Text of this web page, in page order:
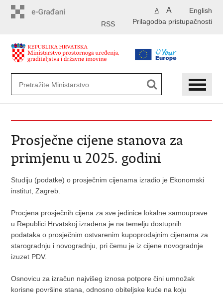
English
A A
Prilagodba pristupačnosti
RSS
Prosječne cijene stanova za
primjenu u 2025. godini
Studiju (podatke) o prosječnim cijenama izradio je Ekonomski
institut, Zagreb.
Procjena prosječnih cijena za sve jedinice lokalne samouprave
u Republici Hrvatskoj izrađena je na temelju dostupnih
podataka o prosječnim ostvarenim kupoprodajnim cijenama za
starogradnju i novogradnju, pri čemu je iz cijene novogradnje
izuzet PDV.
Osnovicu za izračun najvišeg iznosa potpore čini umnožak
korisne površine stana, odnosno obiteljske kuće na koju